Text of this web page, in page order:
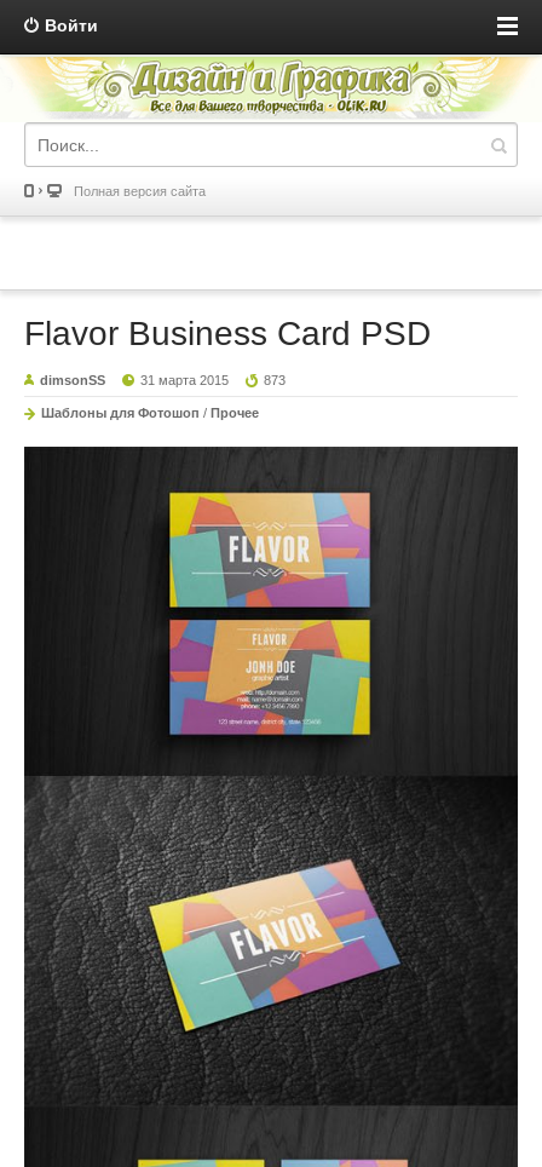
Войти
Полная версия сайта
Flavor Business Card PSD
dimsonSS 31 марта 2015 873
Шаблоны для Фотошоп / Прочее